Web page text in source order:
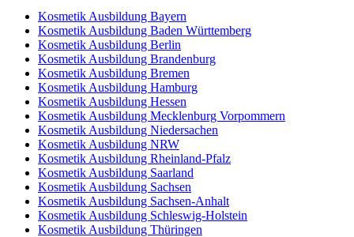
Kosmetik Ausbildung Bayern
Kosmetik Ausbildung Baden Württemberg
Kosmetik Ausbildung Berlin
Kosmetik Ausbildung Brandenburg
Kosmetik Ausbildung Bremen
Kosmetik Ausbildung Hamburg
Kosmetik Ausbildung Hessen
Kosmetik Ausbildung Mecklenburg Vorpommern
Kosmetik Ausbildung Niedersachen
Kosmetik Ausbildung NRW
Kosmetik Ausbildung Rheinland-Pfalz
Kosmetik Ausbildung Saarland
Kosmetik Ausbildung Sachsen
Kosmetik Ausbildung Sachsen-Anhalt
Kosmetik Ausbildung Schleswig-Holstein
Kosmetik Ausbildung Thüringen